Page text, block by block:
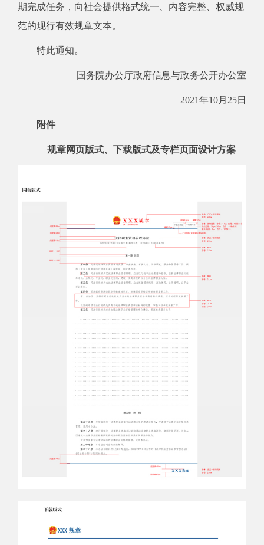
期完成任务，向社会提供格式统一、内容完整、权威规
范的现行有效规章文本。
特此通知。
国务院办公厅政府信息与政务公开办公室
2021年10月25日
附件
规章网页版式、下载版式及专栏页面设计方案